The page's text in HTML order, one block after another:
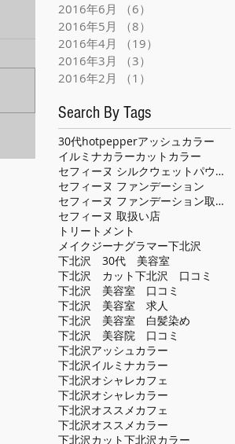
2016年6月
（6）
2016年5月
（8）
2016年4月
（19）
2016年3月
（3）
2016年2月
（1）
Search By Tags
30代hotpepperアッシュカラー
イルミナカラーカット カラー
セフィーヌ シルクウェットパウダー
セフィーヌ ファンデーション
セフィーヌ ファンデーション取扱い店
セフィーヌ 取扱い店
トリートメント
メイクジーナグラマー下北沢
下北沢 30代 美容室
下北沢 カット下北沢 口コミ
下北沢 美容室 口コミ
下北沢 美容室 求人
下北沢 美容室 白髪染め
下北沢 美容院 口コミ
下北沢アッシュカラー
下北沢イルミナカラー
下北沢オシャレカフェ
下北沢オシャレカラー
下北沢オススメカフェ
下北沢オススメカラー
下北沢カット下北沢カラー